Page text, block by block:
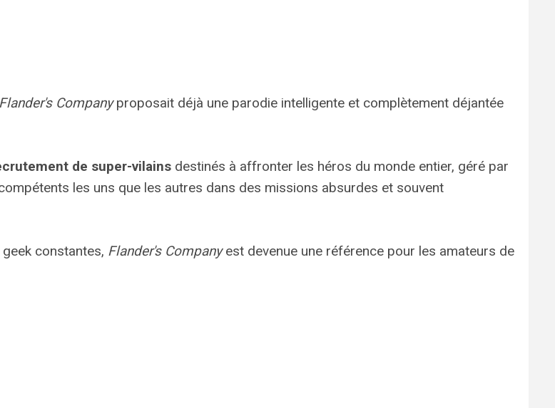
Flander's Companyproposait déjà une parodie intelligente et complètement déjantée
de super-vilains destinés à affronter les héros du monde entier, géré par
les uns que les autres dans des missions absurdes et souvent
constantes, Flander's Companyest devenue une référence pour les amateurs de